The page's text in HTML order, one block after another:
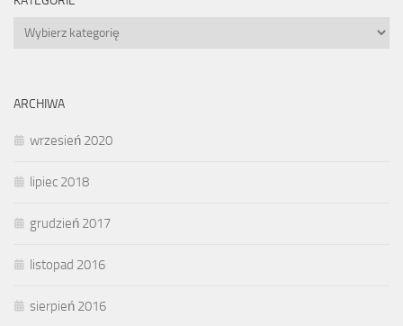
Kategorie
ARCHIWA
wrzesień 2020
lipiec 2018
grudzień 2017
listopad 2016
sierpień 2016